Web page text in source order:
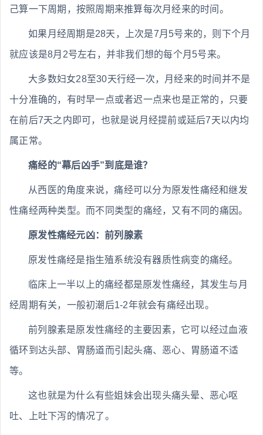
己算一下周期，按照周期来推算每次月经来的时间。
如果月经周期是28天，上次是7月5号来的，则下个月
就应该是8月2号左右，并非我们想的每个月5号来。
大多数妇女28至30天行经一次，月经来的时间并不是
十分准确的，有时早一点或者迟一点来也是正常的，只要
在前后7天之内即可，也就是说月经提前或延后7天以内均
属正常。
痛经的“幕后凶手”到底是谁？
从西医的角度来说，痛经可以分为原发性痛经和继发
性痛经两种类型。而不同类型的痛经，又有不同的痛因。
原发性痛经元凶：前列腺素
原发性痛经是指生殖系统没有器质性病变的痛经。
临床上一半以上的痛经都是原发性痛经，其发生与月
经周期有关，一般初潮后1-2年就会有痛经出现。
前列腺素是原发性痛经的主要因素，它可以经过血液
循环到达头部、胃肠道而引起头痛、恶心、胃肠道不适
等。
这也就是为什么有些姐妹会出现头痛头晕、恶心呕
吐、上吐下泻的情况了。